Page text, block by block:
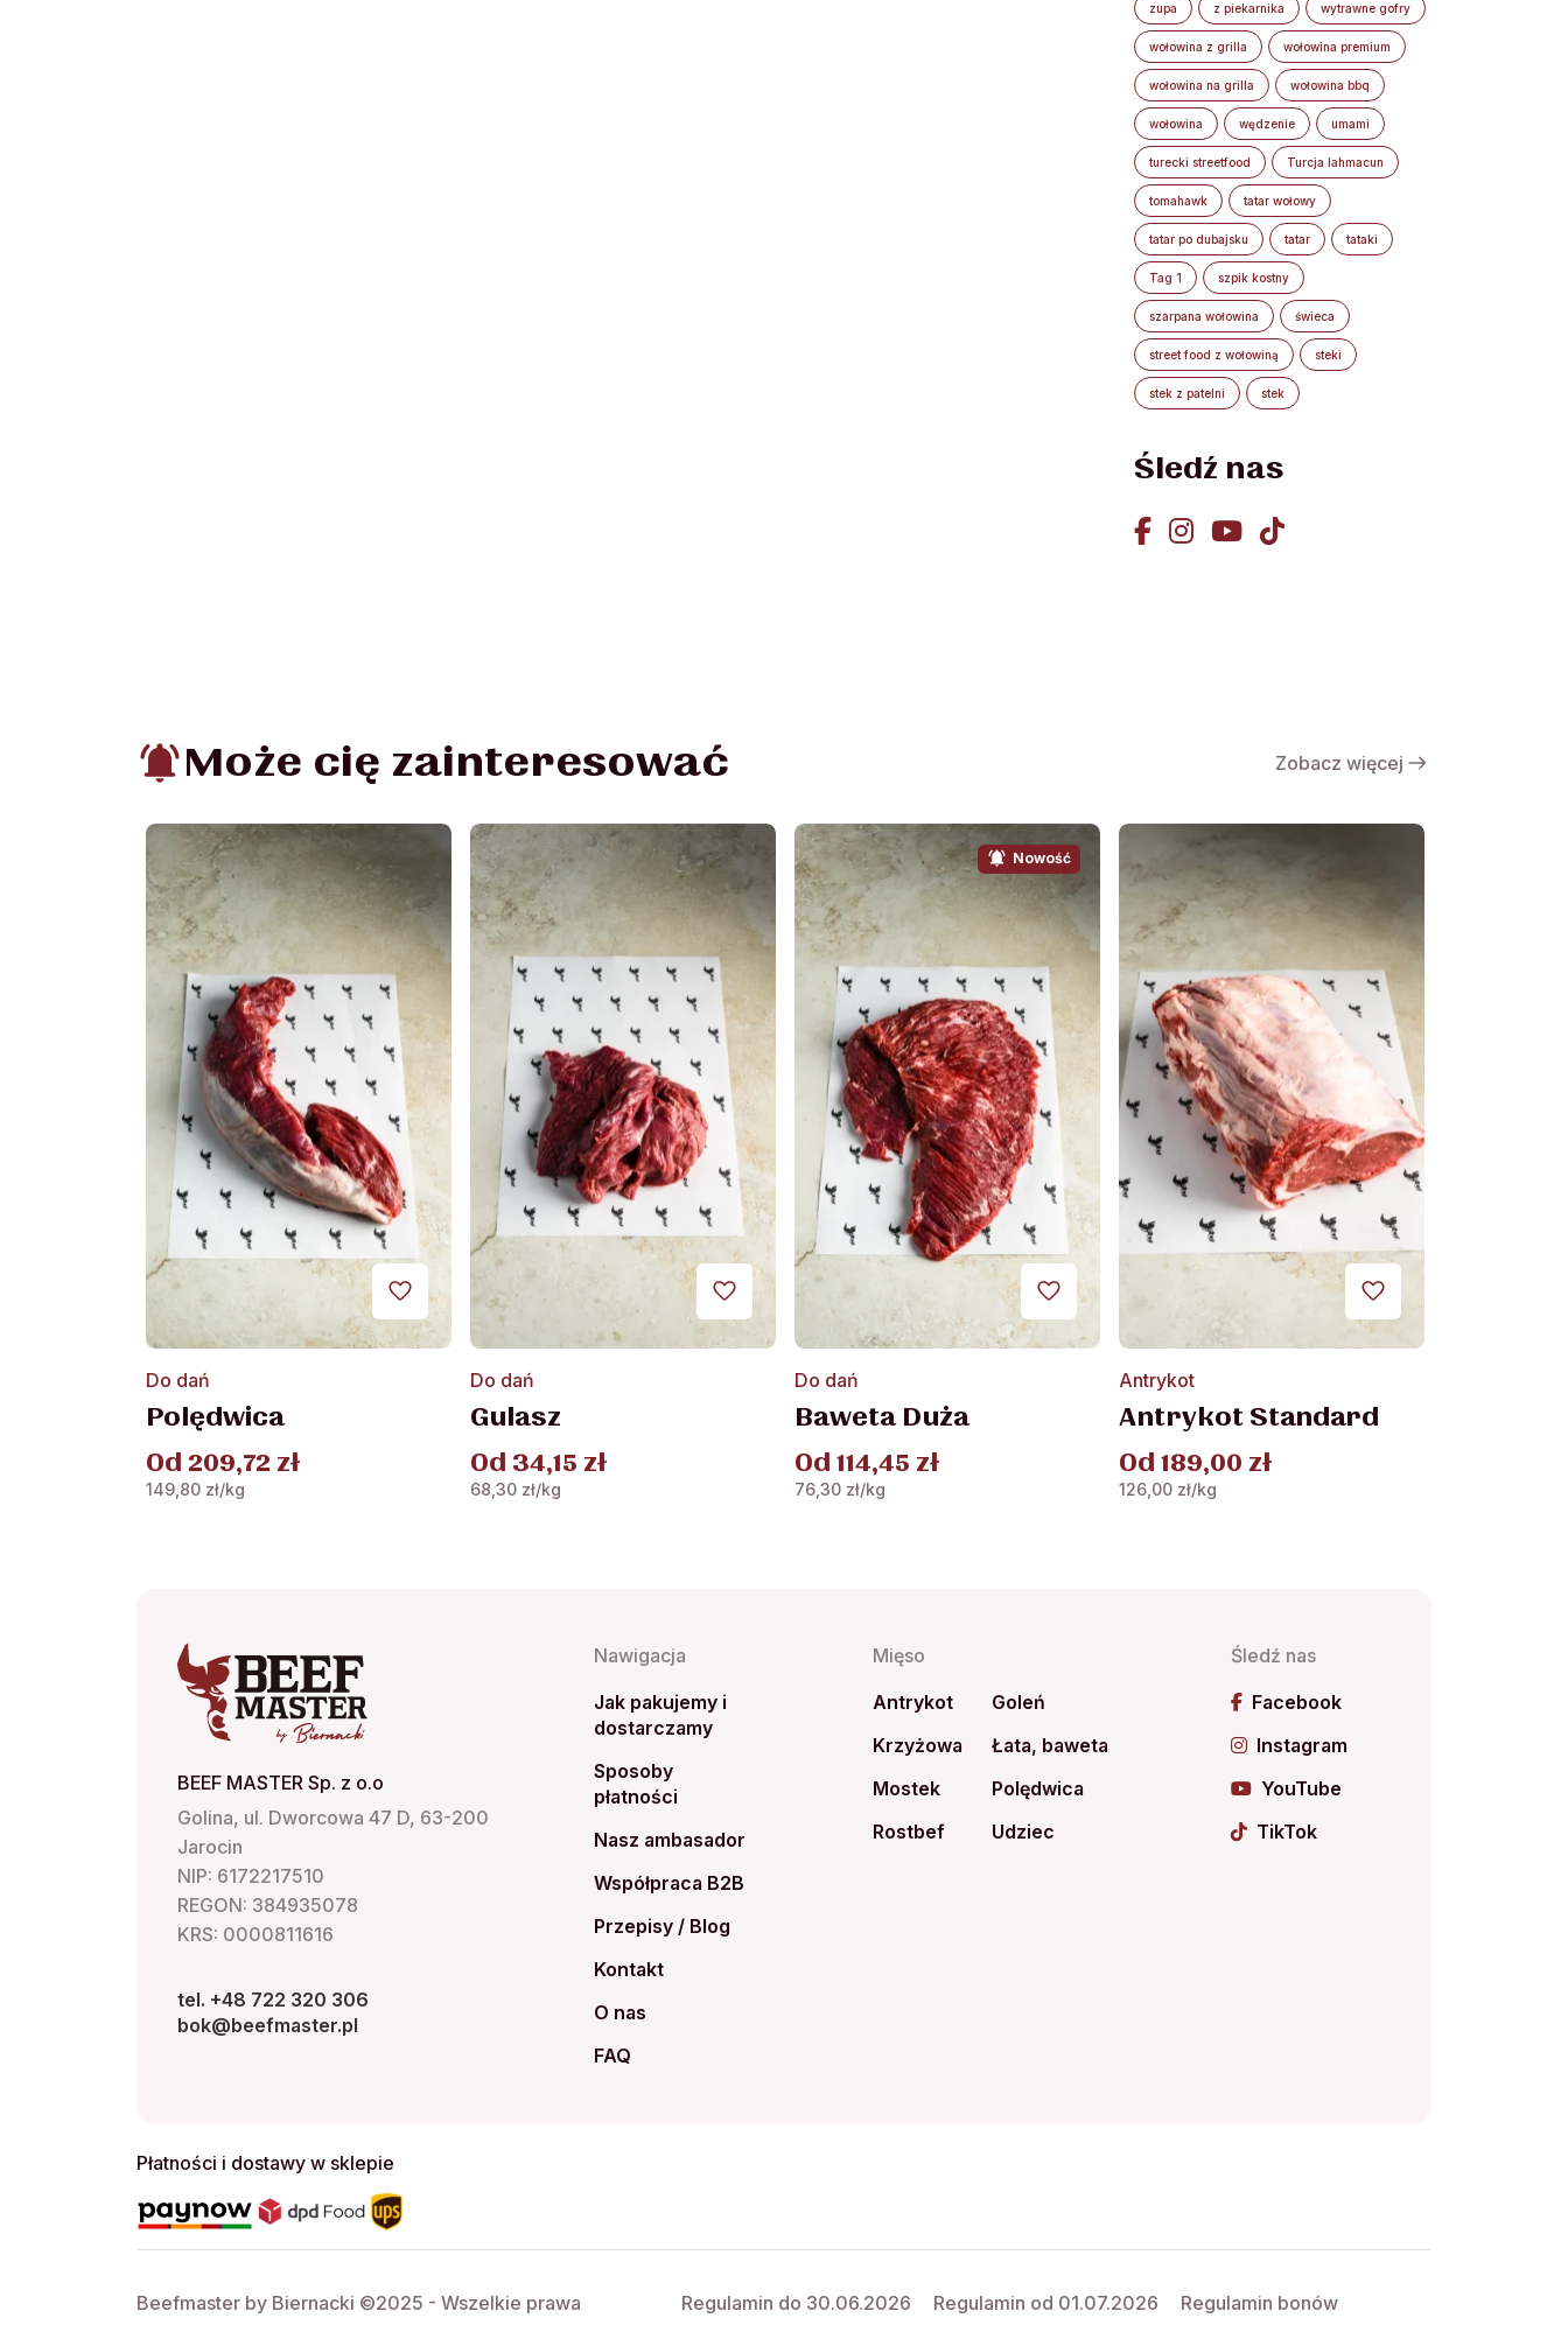
zupa z piekarnika wytrawne gofry
wołowina z grilla wołowina premium
wołowina na grilla wołowina bbq
wołowina wędzenie umami
turecki streetfood Turcja lahmacun
tomahawk tatar wołowy
tatar po dubajsku tatar tataki
Tag 1 szpik kostny
szarpana wołowina świeca
street food z wołowiną steki
stek z patelni stek
Śledź nas
Może cię zainteresować Zobacz więcej
produkt
ma
wariantów.
Opcje
produktu
Do dań
Polędwica
Od 209,72 zł
149,80 zł/kg
produkt
ma
wariantów.
Opcje
Do dań
Gulasz
Od 34,15 zł
68,30 zł/kg
Nowość
produkt
ma
wariantów.
Opcje
Do dań
Baweta Duża
Od 114,45 zł
76,30 zł/kg
produkt
ma
wariantów.
Opcje
Antrykot
Antrykot Standard
Od 189,00 zł
126,00 zł/kg
BEEF MASTER Sp. z o.o
Golina, ul. Dworcowa 47 D, 63-200
Jarocin
NIP: 6172217510
REGON: 384935078
KRS: 0000811616
tel. +48 722 320 306
bok@beefmaster.pl
Nawigacja
Jak pakujemy i
dostarczamy
Sposoby
płatności
Nasz ambasador
Współpraca B2B
Przepisy / Blog
Kontakt
O nas
FAQ
Mięso
Antrykot
Goleń
Krzyżowa
Łata, baweta
Mostek
Polędwica
Rostbef
Udziec
Śledź nas
Facebook
Instagram
YouTube
TikTok
Płatności i dostawy w sklepie
Beefmaster by Biernacki ©2025 - Wszelkie prawa
Regulamin do 30.06.2026 Regulamin od 01.07.2026
Regulamin bonów